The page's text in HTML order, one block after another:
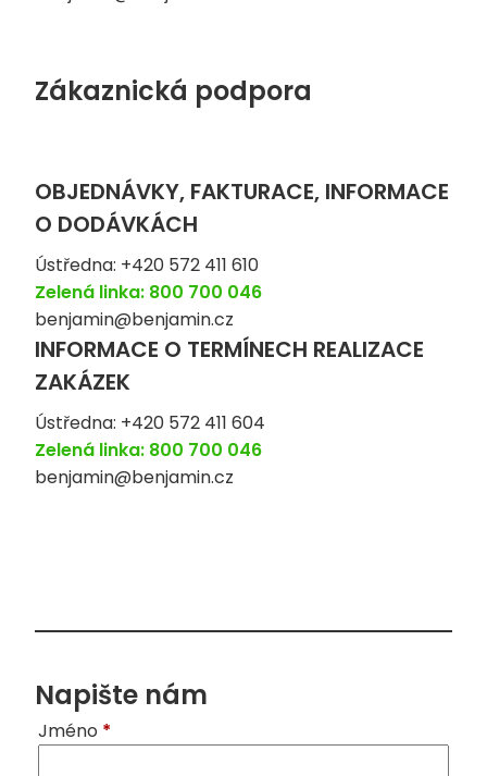
Zákaznická podpora
OBJEDNÁVKY, FAKTURACE, INFORMACE
O DODÁVKÁCH
Ústředna: +420 572 411 610
Zelená linka: 800 700 046
benjamin@benjamin.cz
INFORMACE O TERMÍNECH REALIZACE
ZAKÁZEK
Ústředna: +420 572 411 604
Zelená linka: 800 700 046
benjamin@benjamin.cz
Napište nám
Jméno *